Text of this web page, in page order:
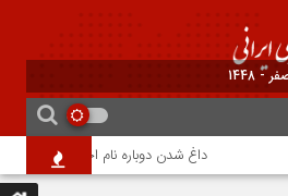
داغ شدن دوباره نام احمد جنتی/ دبیر ۱۰۰ ساله شورای نگهبان؛ آخرین بازمانده از نسل نخست انقلاب